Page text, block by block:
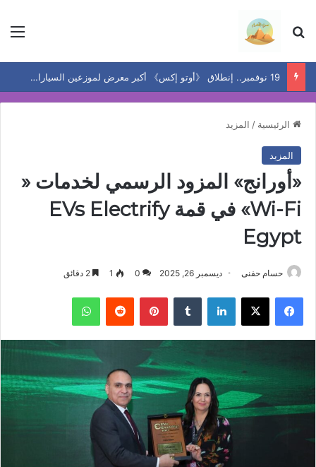
بحث عن
19 نوفمبر.. إنطلاق 《أوتو إكس》 أكبر معرض لموزعين السيارات المعتمدين في مصر
الرئيسية / المزيد
المزيد
«أورانج» المزود الرسمي لخدمات «
Wi-Fi» في قمة EVs Electrify
Egypt
حسام حفنى ديسمبر 26, 2025 0
1
فيسبوك ‫X لينكدإن بينتيريست واتساب